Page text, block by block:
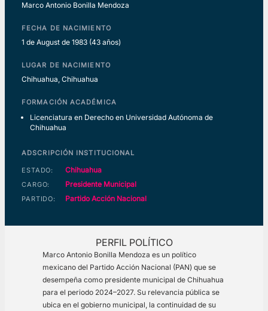
Marco Antonio Bonilla Mendoza
FECHA DE NACIMIENTO
1 de August de 1983 (43 años)
LUGAR DE NACIMIENTO
Chihuahua, Chihuahua
FORMACIÓN ACADÉMICA
Licenciatura en Derecho en Universidad Autónoma de
Chihuahua
ADSCRIPCIÓN INSTITUCIONAL
ESTADO: Chihuahua
CARGO: Presidente Municipal
PARTIDO: Partido Acción Nacional
PERFIL POLÍTICO
Marco Antonio Bonilla Mendoza es un político
mexicano del Partido Acción Nacional (PAN) que se
desempeña como presidente municipal de Chihuahua
para el periodo 2024–2027. Su relevancia pública se
ubica en el gobierno municipal, la continuidad de su